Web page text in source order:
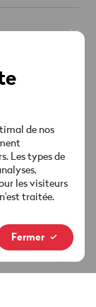
de nos
Les types de
les visiteurs
traitée.
Fermer